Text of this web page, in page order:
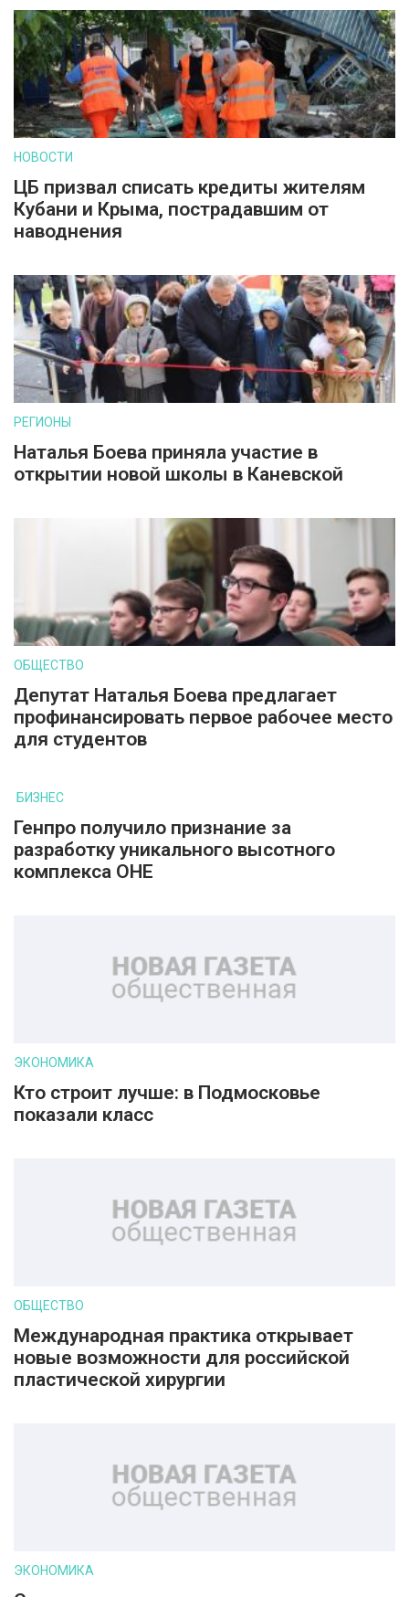
НОВОСТИ
ЦБ призвал списать кредиты жителям
Кубани и Крыма, пострадавшим от
наводнения
РЕГИОНЫ
Наталья Боева приняла участие в
открытии новой школы в Каневской
ОБЩЕСТВО
Депутат Наталья Боева предлагает
профинансировать первое рабочее место
для студентов
БИЗНЕС
Генпро получило признание за
разработку уникального высотного
комплекса ОНЕ
ЭКОНОМИКА
Кто строит лучше: в Подмосковье
показали класс
ОБЩЕСТВО
Международная практика открывает
новые возможности для российской
пластической хирургии
ЭКОНОМИКА